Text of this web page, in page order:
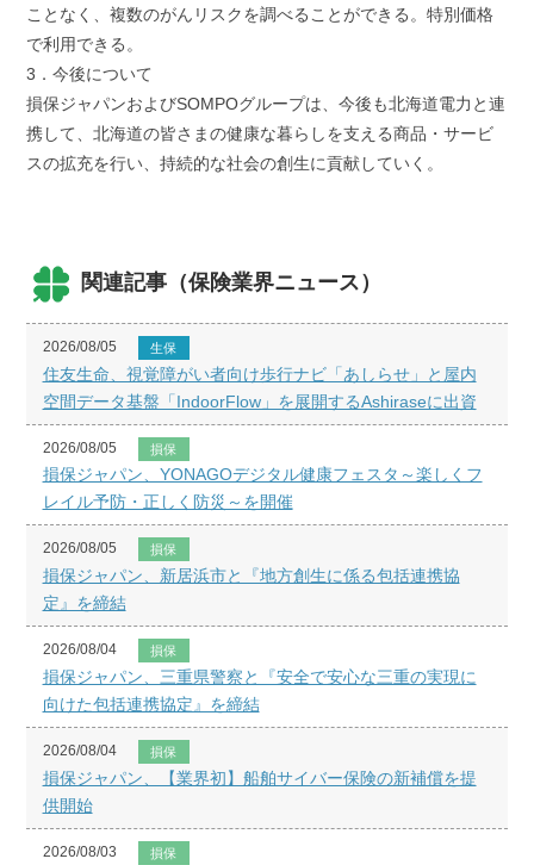
ことなく、複数のがんリスクを調べることができる。特別価格
で利用できる。
3．今後について
損保ジャパンおよびSOMPOグループは、今後も北海道電力と連
携して、北海道の皆さまの健康な暮らしを支える商品・サービ
スの拡充を行い、持続的な社会の創生に貢献していく。
関連記事（保険業界ニュース）
2026/08/05 生保
住友生命、視覚障がい者向け歩行ナビ「あしらせ」と屋内
空間データ基盤「IndoorFlow」を展開するAshiraseに出資
2026/08/05 損保
損保ジャパン、YONAGOデジタル健康フェスタ～楽しくフ
レイル予防・正しく防災～を開催
2026/08/05 損保
損保ジャパン、新居浜市と『地方創生に係る包括連携協
定』を締結
2026/08/04 損保
損保ジャパン、三重県警察と『安全で安心な三重の実現に
向けた包括連携協定』を締結
2026/08/04 損保
損保ジャパン、【業界初】船舶サイバー保険の新補償を提
供開始
2026/08/03 損保